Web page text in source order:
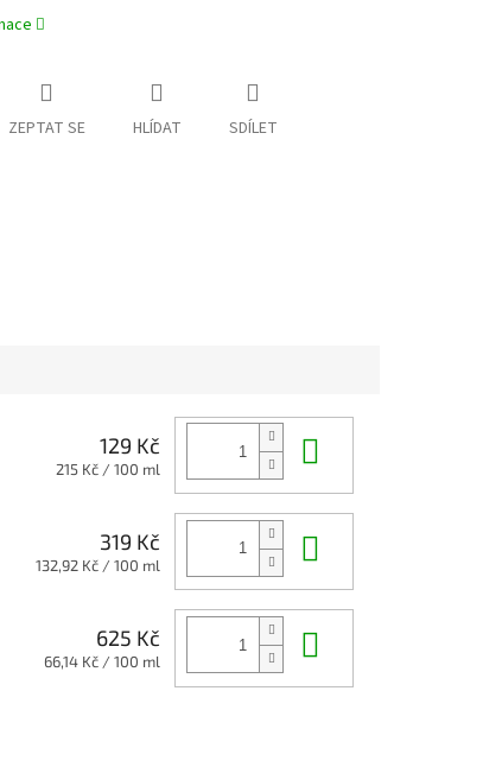
ZEPTAT SE HLÍDAT SDÍLET
129 Kč
Měrná
215 Kč / 100 ml
319 Kč
Měrná
132,92 Kč / 100 ml
625 Kč
Měrná
66,14 Kč / 100 ml